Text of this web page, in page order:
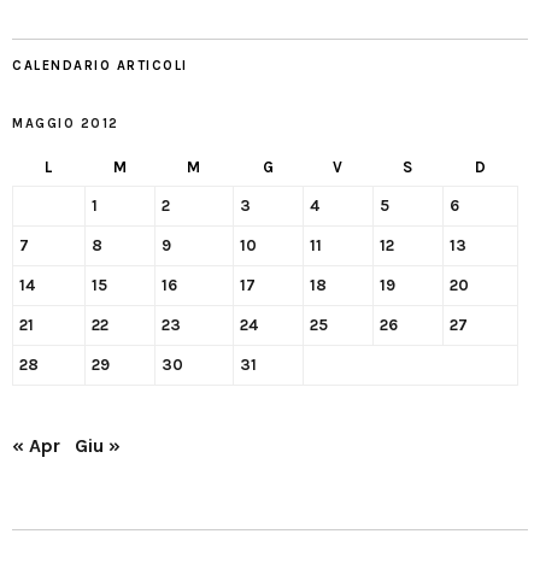
CALENDARIO ARTICOLI
MAGGIO 2012
L M M G V S D
1 2 3 4 5 6
7 8 9 10 11 12 13
14 15 16 17 18 19 20
21 22 23 24 25 26 27
28 29 30 31
« Apr Giu »